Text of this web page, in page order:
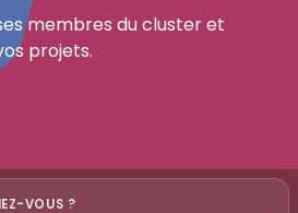
membres du cluster et
projets.
VOUS ?